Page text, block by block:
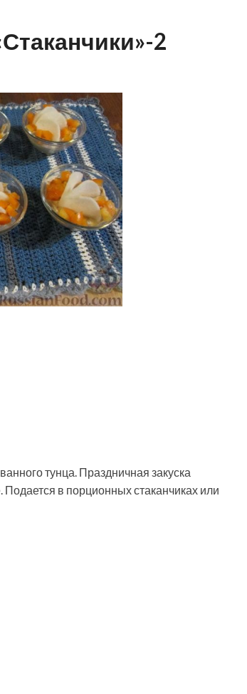
2
тунца. Праздничная закуска
Подается в порционных стаканчиках или